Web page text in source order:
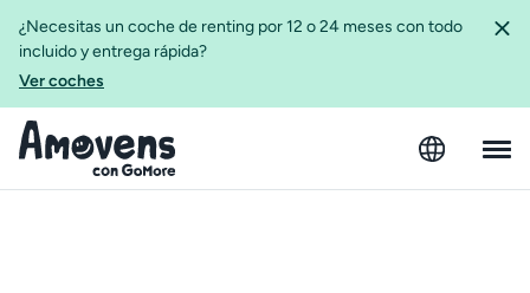
¿Necesitas un coche de renting por 12 o 24 meses con todo
incluido y entrega rápida?
Ver coches